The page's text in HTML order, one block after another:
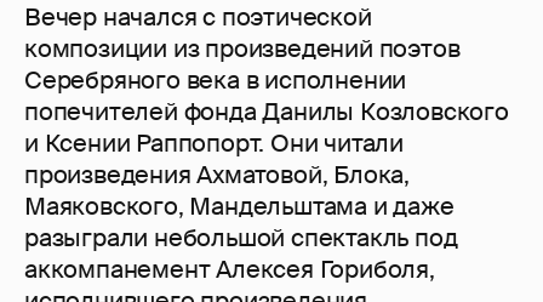
Вечер начался с поэтической
композиции из произведений поэтов
Серебряного века в исполнении
попечителей фонда Данилы Козловского
и Ксении Раппопорт. Они читали
произведения Ахматовой, Блока,
Маяковского, Мандельштама и даже
разыграли небольшой спектакль под
аккомпанемент Алексея Гориболя,